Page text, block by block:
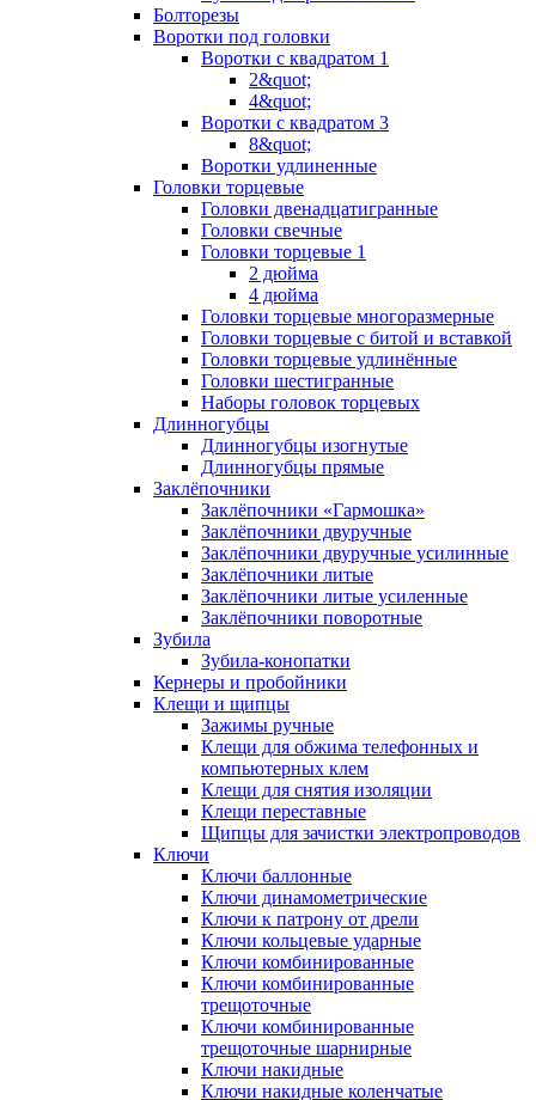
Болторезы
Воротки под головки
Воротки с квадратом 1
2&quot;
4&quot;
Воротки с квадратом 3
8&quot;
Воротки удлиненные
Головки торцевые
Головки двенадцатигранные
Головки свечные
Головки торцевые 1
2 дюйма
4 дюйма
Головки торцевые многоразмерные
Головки торцевые с битой и вставкой
Головки торцевые удлинённые
Головки шестигранные
Наборы головок торцевых
Длинногубцы
Длинногубцы изогнутые
Длинногубцы прямые
Заклёпочники
Заклёпочники «Гармошка»
Заклёпочники двуручные
Заклёпочники двуручные усилинные
Заклёпочники литые
Заклёпочники литые усиленные
Заклёпочники поворотные
Зубила
Зубила-конопатки
Кернеры и пробойники
Клещи и щипцы
Зажимы ручные
Клещи для обжима телефонных и
компьютерных клем
Клещи для снятия изоляции
Клещи переставные
Щипцы для зачистки электропроводов
Ключи
Ключи баллонные
Ключи динамометрические
Ключи к патрону от дрели
Ключи кольцевые ударные
Ключи комбинированные
Ключи комбинированные
трещоточные
Ключи комбинированные
трещоточные шарнирные
Ключи накидные
Ключи накидные коленчатые